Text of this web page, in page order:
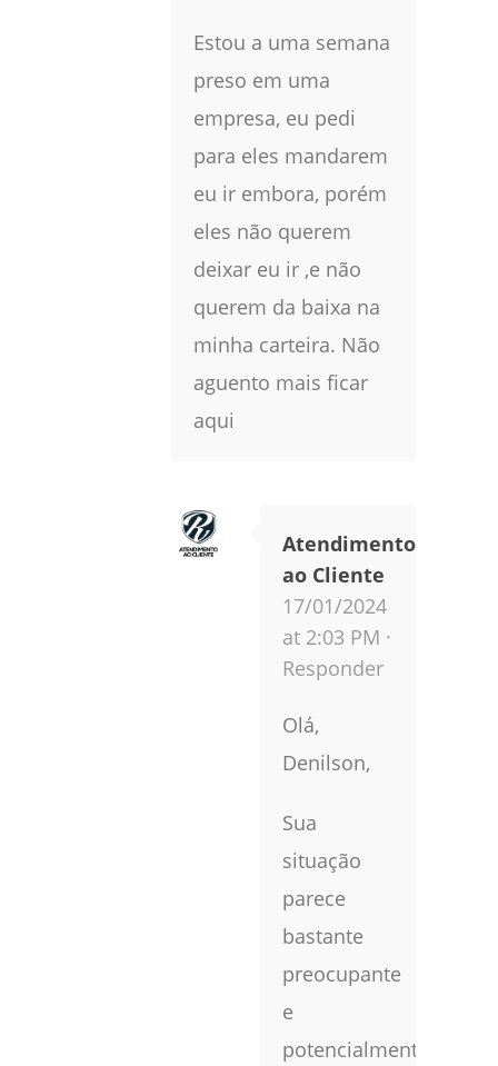
Estou a uma semana
preso em uma
empresa, eu pedi
para eles mandarem
eu ir embora, porém
eles não querem
deixar eu ir ,e não
querem da baixa na
minha carteira. Não
aguento mais ficar
aqui
Atendimento
ao Cliente
17/01/2024
at 2:03 PM ·
Responder
Olá,
Denilson,
Sua
situação
parece
bastante
preocupante
e
potencialmente